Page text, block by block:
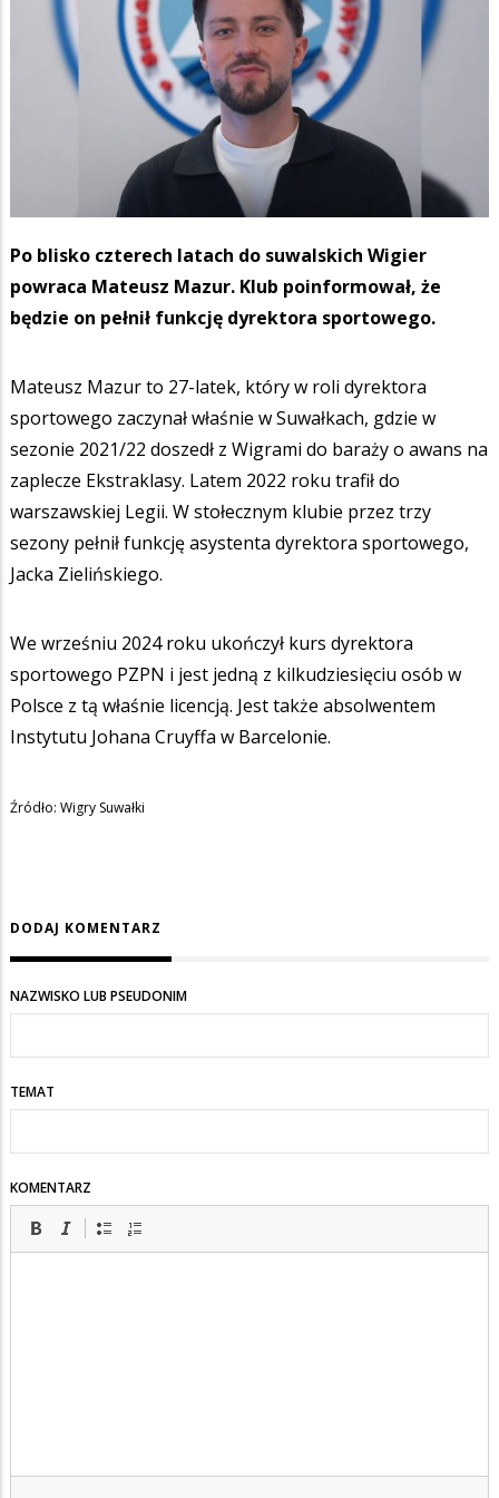
Po blisko czterech latach do suwalskich Wigier
powraca Mateusz Mazur. Klub poinformował, że
będzie on pełnił funkcję dyrektora sportowego.
Mateusz Mazur to 27-latek, który w roli dyrektora
sportowego zaczynał właśnie w Suwałkach, gdzie w
sezonie 2021/22 doszedł z Wigrami do baraży o awans na
zaplecze Ekstraklasy. Latem 2022 roku trafił do
warszawskiej Legii. W stołecznym klubie przez trzy
sezony pełnił funkcję asystenta dyrektora sportowego,
Jacka Zielińskiego.
We wrześniu 2024 roku ukończył kurs dyrektora
sportowego PZPN i jest jedną z kilkudziesięciu osób w
Polsce z tą właśnie licencją. Jest także absolwentem
Instytutu Johana Cruyffa w Barcelonie.
Źródło: Wigry Suwałki
DODAJ KOMENTARZ
NAZWISKO LUB PSEUDONIM
TEMAT
KOMENTARZ